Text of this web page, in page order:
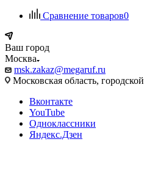
Сравнение товаров0
Ваш город
Москва
msk.zakaz@megaruf.ru
Московская область,
Вконтакте
YouTube
Одноклассники
Яндекс.Дзен